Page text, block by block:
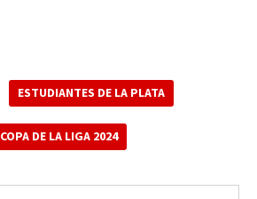
ESTUDIANTES DE LA PLATA
COPA DE LA LIGA 2024